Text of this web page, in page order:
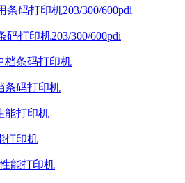
码打印机203/300/600pdi
条码打印机
打印机